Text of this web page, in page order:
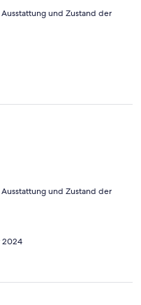
und Zustand der
und Zustand der
2024